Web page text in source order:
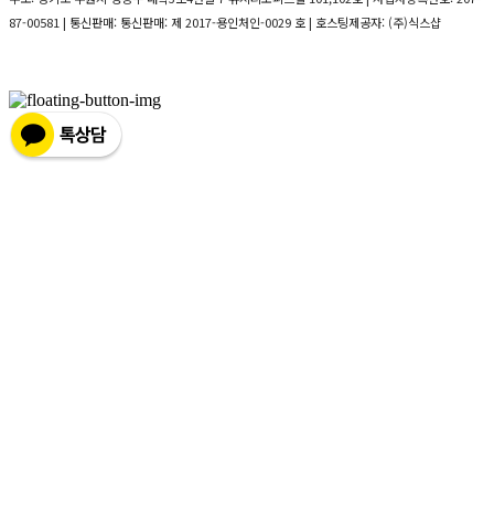
87-00581 | 통신판매: 통신판매: 제 2017-용인처인-0029 호 | 호스팅제공자: (주)식스샵